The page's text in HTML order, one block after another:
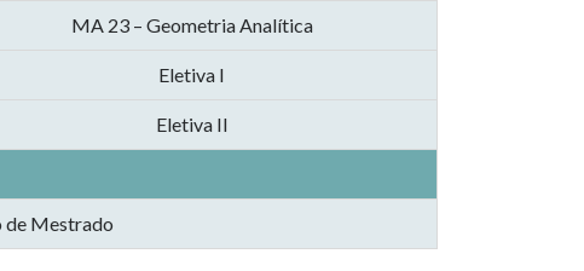
MA 23 – Geometria Analítica
Eletiva I
Eletiva II
de Mestrado